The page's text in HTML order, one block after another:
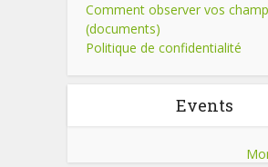
Comment observer vos
(documents)
Politique de confidentialité
Events